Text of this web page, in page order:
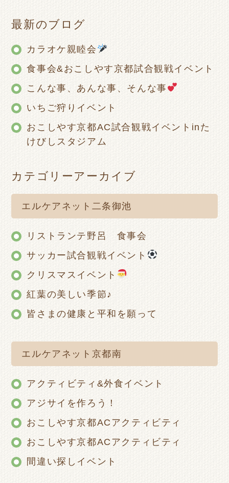
最新のブログ
カラオケ親睦会
食事会&おこしやす京都試合観戦イベント
こんな事、あんな事、そんな事
いちご狩りイベント
おこしやす京都AC試合観戦イベントinた
けびしスタジアム
カテゴリーアーカイブ
エルケアネット二条御池
リストランテ野呂 食事会
サッカー試合観戦イベント
クリスマスイベント
紅葉の美しい季節♪
皆さまの健康と平和を願って
エルケアネット京都南
アクティビティ&外食イベント
アジサイを作ろう！
おこしやす京都ACアクティビティ
おこしやす京都ACアクティビティ
間違い探しイベント